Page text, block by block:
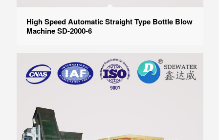
High Speed Automatic Straight Type Bottle Blow
Machine SD-2000-6